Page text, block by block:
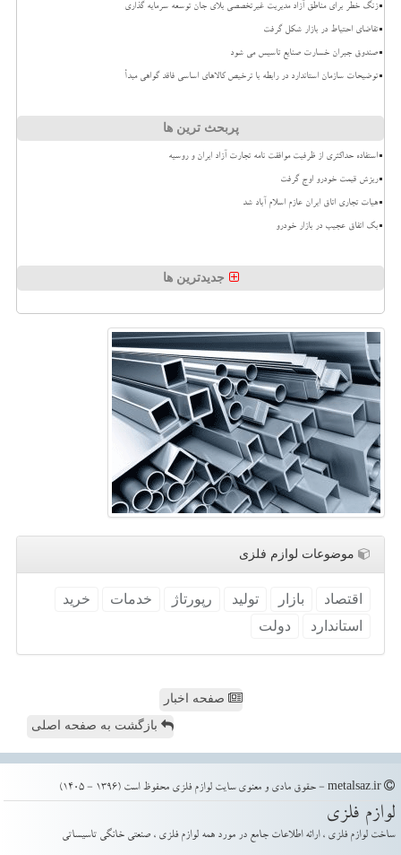
زنگ خطر برای مناطق آزاد مدیریت غیرتخصصی بلای جان توسعه سرمایه گذاری
تقاضای احتیاط در بازار شکل گرفت
صندوق جبران خسارت صنایع تاسیس می شود
توضیحات سازمان استاندارد در رابطه با ترخیص کالاهای اساسی فاقد گواهی مبدأ
پربحث ترین ها
استفاده حداکثری از ظرفیت موافقت نامه تجارت آزاد ایران و روسیه
ریزش قیمت خودرو اوج گرفت
هیات تجاری اتاق ایران عازم اسلام آباد شد
بک اتفاق عجیب در بازار خودرو
جدیدترین ها
موضوعات لوازم فلزی
اقتصاد بازار تولید رپورتاژ خدمات
خرید
استاندارد
دولت
صفحه اخبار
بازگشت به صفحه اصلی
لوازم فلزی
ساخت لوازم فلزی ، ارائه اطلاعات جامع در مورد همه لوازم فلزی ، صنعتی خانگی تاسیساتی